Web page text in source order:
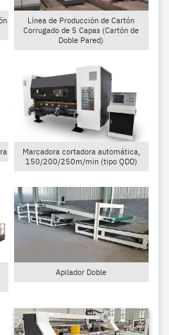
Línea de Producción de Cartón
Corrugado de 5 Capas (Cartón de
Doble Pared)
Marcadora cortadora automática,
150/200/250m/min (tipo QDD)
Apilador Doble